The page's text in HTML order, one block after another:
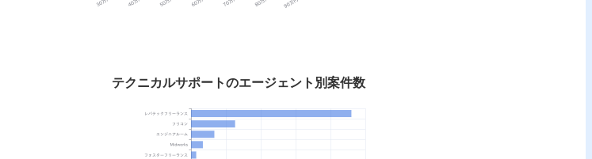
テクニカルサポートのエージェント別案件数